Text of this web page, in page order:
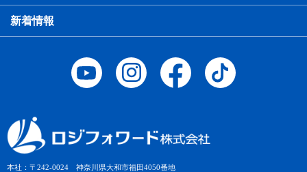
本社：〒242-0024 神奈川県大和市福田4050番地
新着情報